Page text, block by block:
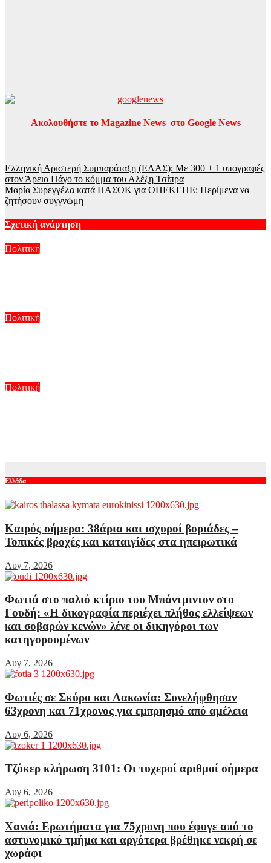
Ακολουθήστε το Magazine News στο Google News
Πλοήγηση
άρθρων
Ελληνική Αριστερή Συμπαράταξη (ΕΛΑΣ): Με 300 + 1 υπογραφές
στον Άρειο Πάγο το κόμμα του Αλέξη Τσίπρα
Μαρία Συρεγγέλα κατά ΠΑΣΟΚ για ΟΠΕΚΕΠΕ: Περίμενα να
ζητήσουν συγγνώμη
Σχετική ανάρτηση
Πολιτική
Πολιτική
Πολιτική
Ελλάδα
Καιρός σήμερα: 38άρια και ισχυροί βοριάδες –
Τοπικές βροχές και καταιγίδες στα ηπειρωτικά
Αυγ 7, 2026
Φωτιά στο παλιό κτίριο του Μπάντμιντον στο
Γουδή: «Η δικογραφία περιέχει πλήθος ελλείψεων
και σοβαρών κενών» λένε οι δικηγόροι των
κατηγορουμένων
Αυγ 7, 2026
Φωτιές σε Σκύρο και Λακωνία: Συνελήφθησαν
63χρονη και 71χρονος για εμπρησμό από αμέλεια
Αυγ 6, 2026
Τζόκερ κλήρωση 3101: Οι τυχεροί αριθμοί σήμερα
Αυγ 6, 2026
Χανιά: Ερωτήματα για 75χρονη που έφυγε από το
αστυνομικό τμήμα και αργότερα βρέθηκε νεκρή σε
χωράφι